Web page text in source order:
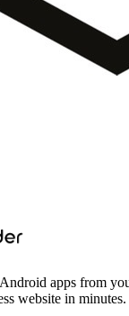
apps from
website in